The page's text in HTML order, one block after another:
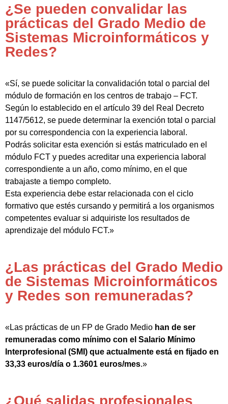
¿Se pueden convalidar las
prácticas del Grado Medio de
Sistemas Microinformáticos y
Redes?
«Sí, se puede solicitar la convalidación total o parcial del
módulo de formación en los centros de trabajo – FCT.
Según lo establecido en el artículo 39 del Real Decreto
1147/5612, se puede determinar la exención total o parcial
por su correspondencia con la experiencia laboral.
Podrás solicitar esta exención si estás matriculado en el
módulo FCT y puedes acreditar una experiencia laboral
correspondiente a un año, como mínimo, en el que
trabajaste a tiempo completo.
Esta experiencia debe estar relacionada con el ciclo
formativo que estés cursando y permitirá a los organismos
competentes evaluar si adquiriste los resultados de
aprendizaje del módulo FCT.»
¿Las prácticas del Grado Medio
de Sistemas Microinformáticos
y Redes son remuneradas?
«Las prácticas de un FP de Grado Medio han de ser
remuneradas como mínimo con el Salario Mínimo
Interprofesional (SMI) que actualmente está en fijado en
33,33 euros/día o 1.3601 euros/mes.»
¿Qué salidas profesionales